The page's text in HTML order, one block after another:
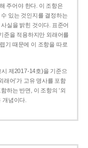
주어야 한다. 이 조항은
있는 것인지를 결정하는
실을 밝힌 것이다. 표준어
준을 적용하지만 외래어를
기 때문에 이 조항을 따로
제2017-14호)을 기준으
래어’가 고유 명사를 포함
하는 반면, 이 조항의 ‘외
개념이다.